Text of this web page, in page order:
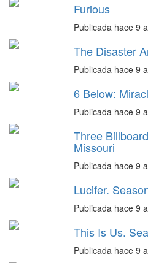
Furious
Publicada hace 9
The Disaster
Publicada hace 9
6 Below:
Publicada hace 9
Three
Missouri
Publicada hace 9
Lucifer.
Publicada hace 9
This Is Us.
Publicada hace 9